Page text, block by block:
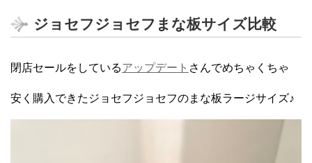
ジョセフジョセフまな板サイズ比較
閉店セールをしているアップデート さんでめちゃくちゃ
安く購入できたジョセフジョセフのまな板ラージサイズ♪